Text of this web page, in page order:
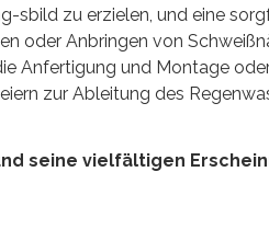
sbild zu erzielen, und eine
oder Anbringen von
Anfertigung und Montage
zur Ableitung des
seine vielfältigen